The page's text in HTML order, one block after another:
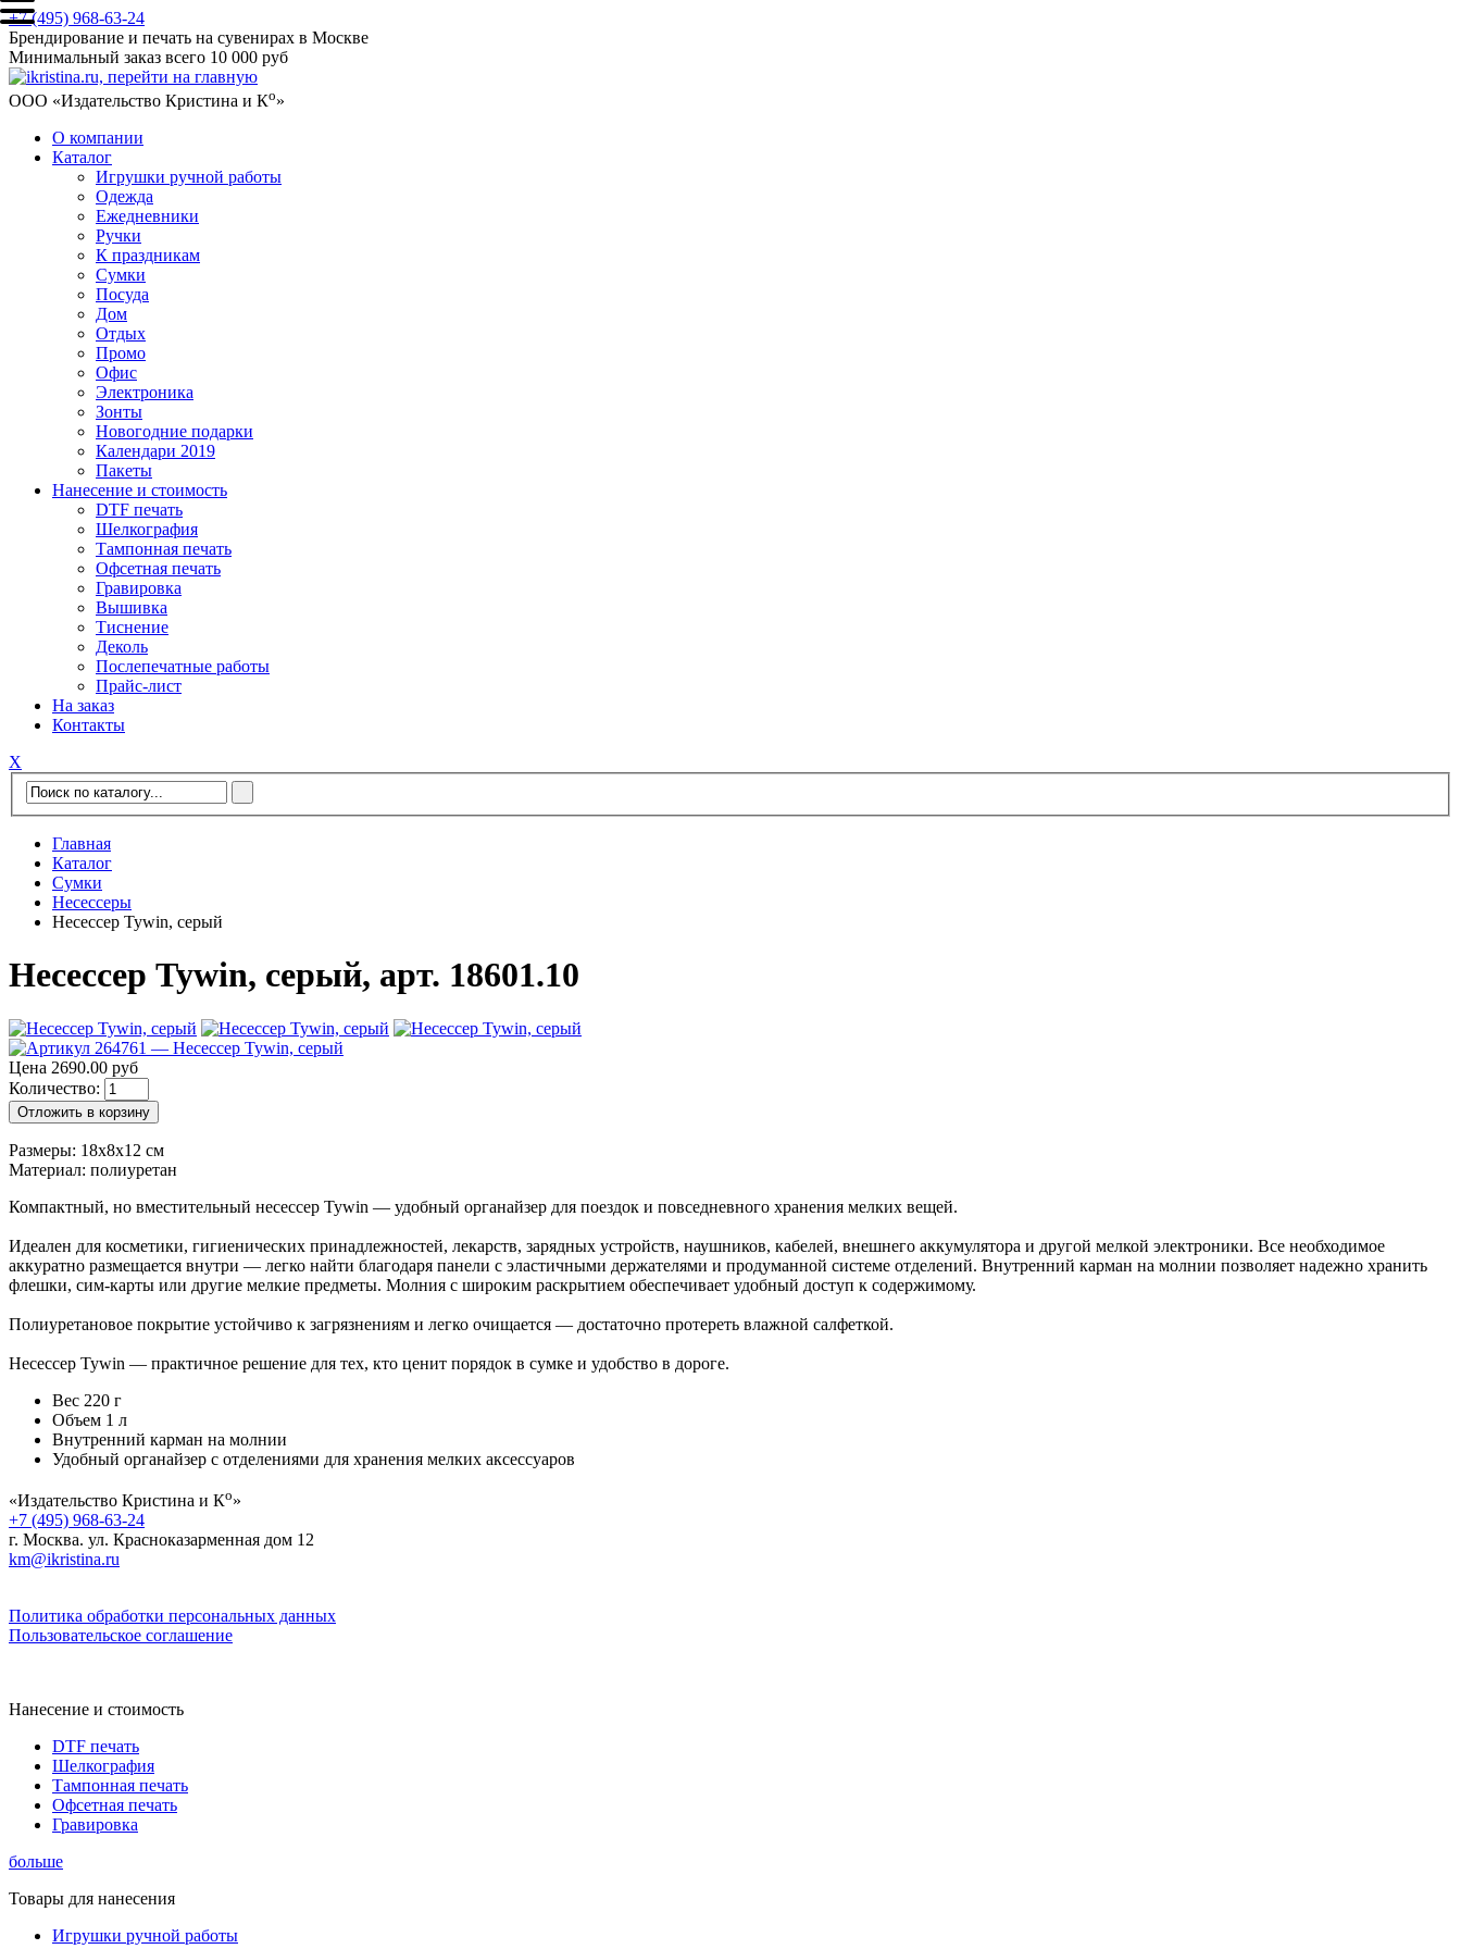
+7 (495) 968-63-24
Брендирование и печать на сувенирах в Москве
Минимальный заказ всего 10 000 руб
ООО «Издательство Кристина и Ко»
О компании
Каталог
Игрушки ручной работы
Одежда
Ежедневники
Ручки
К праздникам
Сумки
Посуда
Дом
Отдых
Промо
Офис
Электроника
Зонты
Новогодние подарки
Календари 2019
Пакеты
Нанесение и стоимость
DTF печать
Шелкография
Тампонная печать
Офсетная печать
Гравировка
Вышивка
Тиснение
Деколь
Послепечатные работы
Прайс-лист
На заказ
Контакты
Х
Главная
Каталог
Сумки
Несессеры
Несессер Tywin, серый
Несессер Tywin, серый, арт. 18601.10
Цена 2690.00 руб
Количество:
Отложить в корзину
Размеры: 18x8x12 см
Материал: полиуретан
Компактный, но вместительный несессер Tywin — удобный органайзер для поездок и повседневного хранения мелких вещей.
Идеален для косметики, гигиенических принадлежностей, лекарств, зарядных устройств, наушников, кабелей, внешнего аккумулятора и другой мелкой электроники. Все необходимое
аккуратно размещается внутри — легко найти благодаря панели с эластичными держателями и продуманной системе отделений. Внутренний карман на молнии позволяет надежно хранить
флешки, сим-карты или другие мелкие предметы. Молния с широким раскрытием обеспечивает удобный доступ к содержимому.
Полиуретановое покрытие устойчиво к загрязнениям и легко очищается — достаточно протереть влажной салфеткой.
Несессер Tywin — практичное решение для тех, кто ценит порядок в сумке и удобство в дороге.
Вес 220 г
Объем 1 л
Внутренний карман на молнии
Удобный органайзер с отделениями для хранения мелких аксессуаров
«Издательство Кристина и Ко»
+7 (495) 968-63-24
г. Москва. ул. Красноказарменная дом 12
km@ikristina.ru
Политика обработки персональных данных
Пользовательское соглашение
Нанесение и стоимость
DTF печать
Шелкография
Тампонная печать
Офсетная печать
Гравировка
больше
Товары для нанесения
Игрушки ручной работы